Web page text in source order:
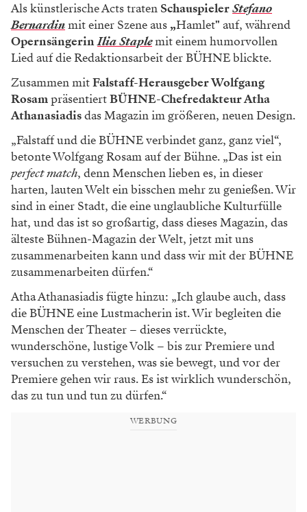
Als künstlerische Acts tratenSchauspielerStefano
Bernardinmit einer Szene aus„Hamlet" auf, während
OpernsängerinIlia Staplemit einem humorvollen
Lied auf die Redaktionsarbeit der BÜHNE blickte.
Zusammen mitFalstaff-Herausgeber Wolfgang
RosampräsentiertBÜHNE-Chefredakteur Atha
Athanasiadisdas Magazin im größeren, neuen Design.
„Falstaff und die BÜHNE verbindet ganz, ganz viel“,
betonte Wolfgang Rosam auf der Bühne. „Das ist ein
perfect match, denn Menschen lieben es, in dieser
harten, lauten Welt ein bisschen mehr zu genießen. Wir
sind in einer Stadt, die eine unglaubliche Kulturfülle
hat, und das ist so großartig, dass dieses Magazin, das
älteste Bühnen-Magazin der Welt, jetzt mit uns
zusammenarbeiten kann und dass wir mit der BÜHNE
zusammenarbeiten dürfen.“
Atha Athanasiadis fügte hinzu: „Ich glaube auch, dass
die BÜHNE eine Lustmacherin ist. Wir begleiten die
Menschen der Theater – dieses verrückte,
wunderschöne, lustige Volk – bis zur Premiere und
versuchen zu verstehen, was sie bewegt, und vor der
Premiere gehen wir raus. Es ist wirklich wunderschön,
das zu tun und tun zu dürfen.“
WERBUNG